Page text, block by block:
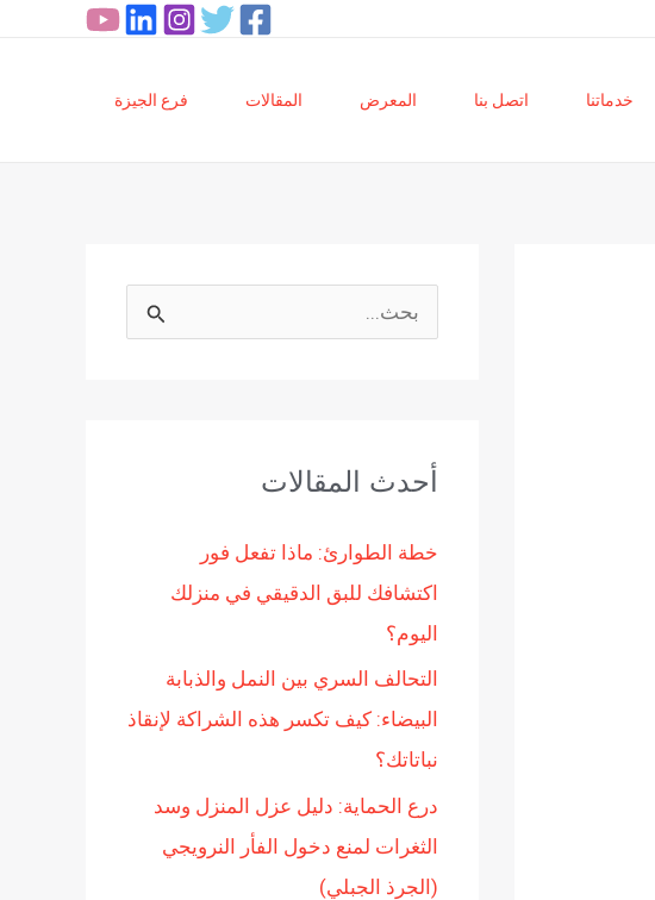
خدماتنا اتصل بنا المعرض المقالات فرع الجيزة
ث
ن
:
أحدث المقالات
خطة الطوارئ: ماذا تفعل فور
اكتشافك للبق الدقيقي في منزلك
اليوم؟
التحالف السري بين النمل والذبابة
البيضاء: كيف تكسر هذه الشراكة لإنقاذ
نباتاتك؟
درع الحماية: دليل عزل المنزل وسد
الثغرات لمنع دخول الفأر النرويجي
(الجرذ الجبلي)